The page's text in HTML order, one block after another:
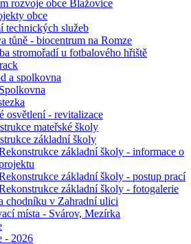
rozvoje obce Blažovice
obce
technických služeb
tůně - biocentrum na Romze
stromořadí u fotbalového hřiště
a spolkovna
Spolkovna
osvětlení - revitalizace
mateřské školy
základní školy
základní školy - informace o
základní školy - postup prací
základní školy - fotogalerie
chodníku v Zahradní ulici
místa - Svárov, Mezírka
- 2026